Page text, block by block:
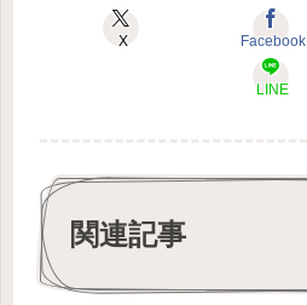
X Facebook
LINE
関連記事